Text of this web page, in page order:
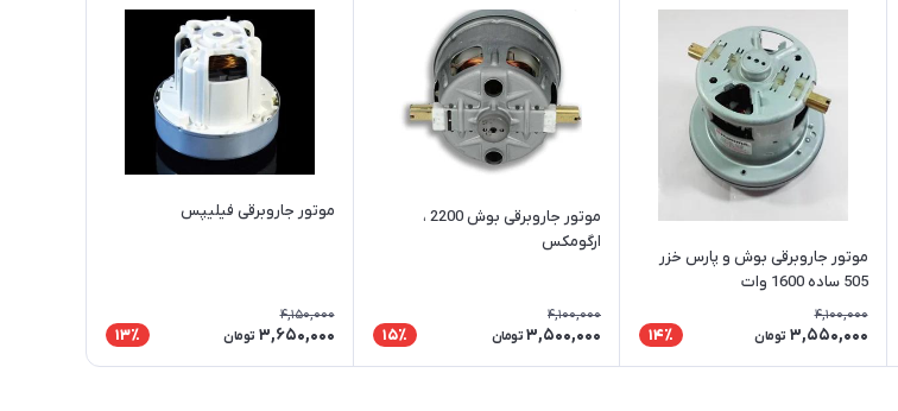
موتور جاروبرقی بوش و پارس خزر
505 ساده 1600 وات
4,100,000
3,550,000 تومان 14٪
موتور جاروبرقی بوش 2200 ،
ارگومکس
4,100,000
3,500,000 تومان 15٪
موتور جاروبرقی فیلیپس
4,150,000
3,650,000 تومان 13٪